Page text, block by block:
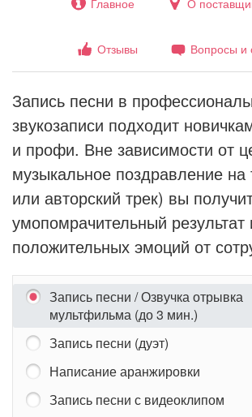
Главное О
Отзывы Вопросы и
Запись песни в
звукозаписи подходит
и профи. Вне зависимости от
музыкальное поздравление на
или авторский трек) вы
умопомрачительный результат
положительных эмоций от
Запись песни / Озвучка отрывка
мультфильма (до 3 мин.)
Запись песни (дуэт)
Написание аранжировки
Запись песни с видеоклипом